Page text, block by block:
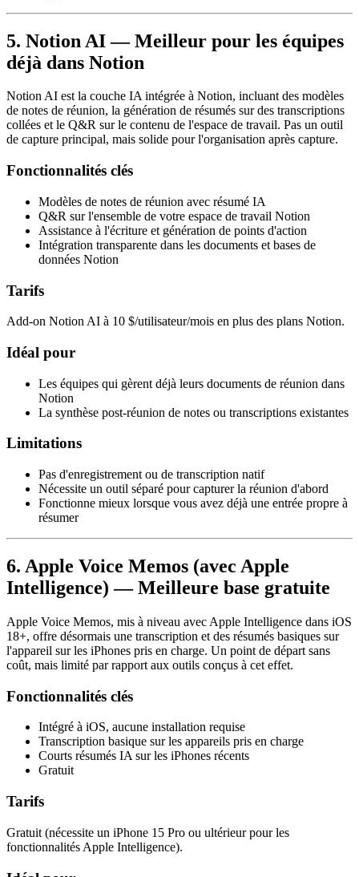
5. Notion AI — Meilleur pour les équipes
déjà dans Notion
Notion AI est la couche IA intégrée à Notion, incluant des modèles
de notes de réunion, la génération de résumés sur des transcriptions
collées et le Q&R sur le contenu de l'espace de travail. Pas un outil
de capture principal, mais solide pour l'organisation après capture.
Fonctionnalités clés
Modèles de notes de réunion avec résumé IA
Q&R sur l'ensemble de votre espace de travail Notion
Assistance à l'écriture et génération de points d'action
Intégration transparente dans les documents et bases de
données Notion
Tarifs
Add-on Notion AI à 10 $/utilisateur/mois en plus des plans Notion.
Idéal pour
Les équipes qui gèrent déjà leurs documents de réunion dans
Notion
La synthèse post-réunion de notes ou transcriptions existantes
Limitations
Pas d'enregistrement ou de transcription natif
Nécessite un outil séparé pour capturer la réunion d'abord
Fonctionne mieux lorsque vous avez déjà une entrée propre à
résumer
6. Apple Voice Memos (avec Apple
Intelligence) — Meilleure base gratuite
Apple Voice Memos, mis à niveau avec Apple Intelligence dans iOS
18+, offre désormais une transcription et des résumés basiques sur
l'appareil sur les iPhones pris en charge. Un point de départ sans
coût, mais limité par rapport aux outils conçus à cet effet.
Fonctionnalités clés
Intégré à iOS, aucune installation requise
Transcription basique sur les appareils pris en charge
Courts résumés IA sur les iPhones récents
Gratuit
Tarifs
Gratuit (nécessite un iPhone 15 Pro ou ultérieur pour les
fonctionnalités Apple Intelligence).